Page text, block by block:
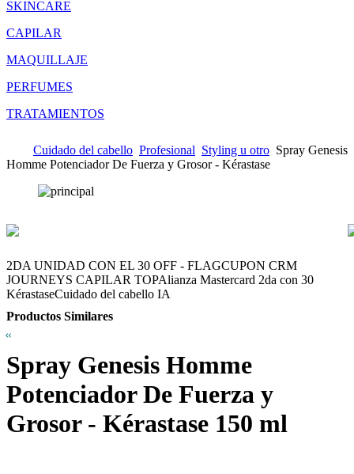
SKINCARE
CAPILAR
MAQUILLAJE
PERFUMES
TRATAMIENTOS
Cuidado del cabello Profesional Styling u otro Spray Genesis
Homme Potenciador De Fuerza y Grosor - Kérastase
2DA UNIDAD CON EL 30 OFF - FLAGCUPON CRM
JOURNEYS CAPILAR TOPAlianza Mastercard 2da con 30
KérastaseCuidado del cabello IA
Productos Similares
Spray Genesis Homme
Potenciador De Fuerza y
Grosor - Kérastase 150 ml